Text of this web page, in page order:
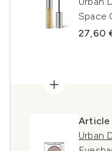
Space
27,60
Article
Urban